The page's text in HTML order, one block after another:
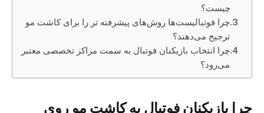
چیست؟
چرا فوتبالیست‌ها روش‌های پیشرفته تر را برای کاشت مو
ترجیح می‌دهند؟
چرا انتخاب بازیکنان فوتبال به سمت مراکز تخصصی معتبر
می‌رود؟
چرا بازیکنان فوتبال به کاشت مو روی